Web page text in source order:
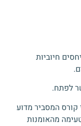
חיוביות
לפתח.
קורס המסביר מדוע
מהאומנות